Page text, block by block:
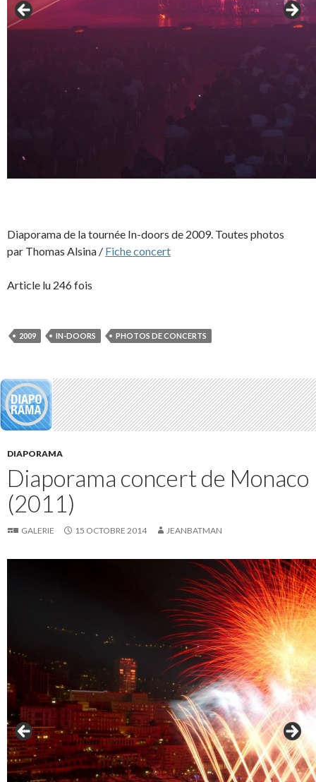
Diaporama de la tournée In-doors de 2009. Toutes photos
par Thomas Alsina / Fiche concert
Article lu 246 fois
2009 IN-DOORS PHOTOS DE CONCERTS
DIAPORAMA
Diaporama concert de Monaco
(2011)
GALERIE 15 OCTOBRE 2014 JEANBATMAN